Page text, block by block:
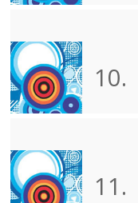
10.
11.